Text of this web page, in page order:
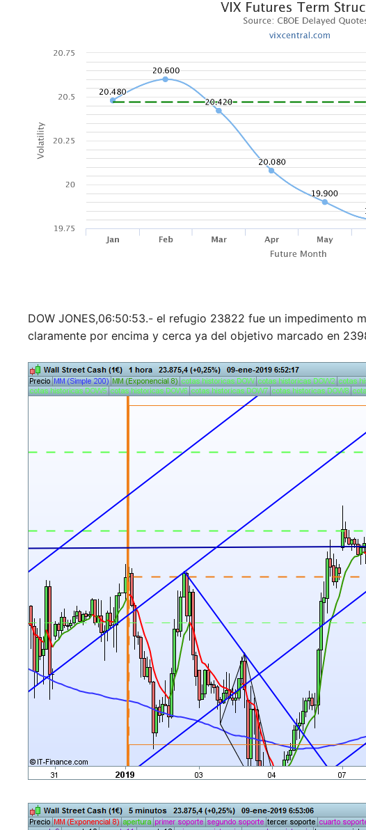
DOW JONES,06:50:53.- el refugio 23822 fue un impedimento
claramente por encima y cerca ya del objetivo marcado en